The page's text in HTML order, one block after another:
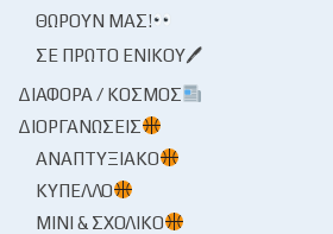
ΘΩΡΟΎΝ ΜΑΣ!
ΣΕ ΠΡΏΤΟ ΕΝΙΚΟΎ🖊
ΔΙΆΦΟΡΑ / ΚΌΣΜΟΣ
ΔΙΟΡΓΑΝΏΣΕΙΣ
ΑΝΑΠΤΥΞΙΑΚΌ
ΚΎΠΕΛΛΟ
ΜΊΝΙ & ΣΧΟΛΙΚΌ